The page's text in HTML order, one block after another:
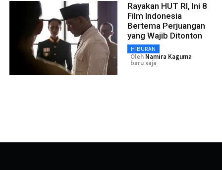
Rayakan HUT RI, Ini 8
Film Indonesia
Bertema Perjuangan
yang Wajib Ditonton
HIBURAN
Oleh Namira Kaguma
baru saja